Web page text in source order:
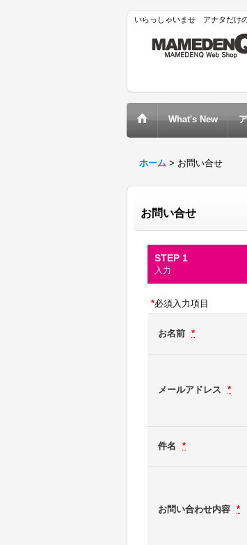
いらっしゃいませ アナタだけ
What's New
ホーム > お問い合せ
お問い合せ
STEP 1
入力
*必須入力項目
お名前 *
メールアドレス *
件名 *
お問い合わせ内容 *